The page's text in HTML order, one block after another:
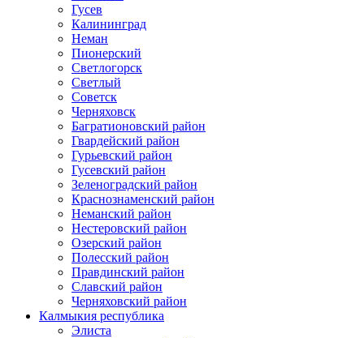
Гусев
Калининград
Неман
Пионерский
Светлогорск
Светлый
Советск
Черняховск
Багратионовский район
Гвардейский район
Гурьевский район
Гусевский район
Зеленоградский район
Краснознаменский район
Неманский район
Нестеровский район
Озерский район
Полесский район
Правдинский район
Славский район
Черняховский район
Калмыкия республика
Элиста